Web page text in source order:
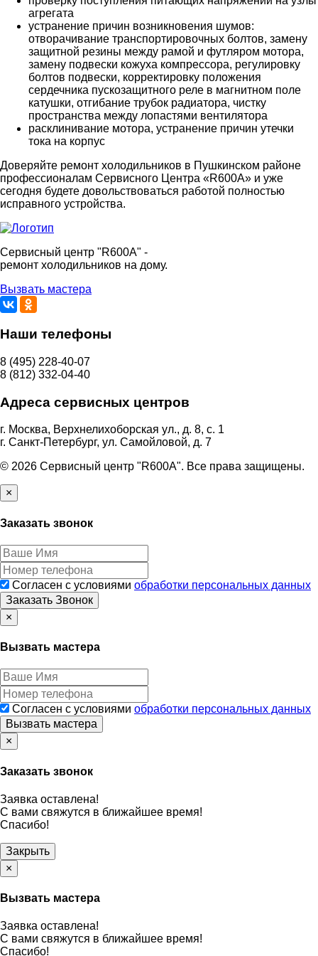
агрегата
устранение причин возникновения шумов:
отворачивание транспортировочных болтов, замену
защитной резины между рамой и футляром мотора,
замену подвески кожуха компрессора, регулировку
болтов подвески, корректировку положения
сердечника пускозащитного реле в магнитном поле
катушки, отгибание трубок радиатора, чистку
пространства между лопастями вентилятора
расклинивание мотора, устранение причин утечки
тока на корпус
Доверяйте ремонт холодильников в Пушкинском районе
профессионалам Сервисного Центра «R600A» и уже
сегодня будете довольствоваться работой полностью
исправного устройства.
Сервисный центр "R600A" -
ремонт холодильников на дому.
Вызвать мастера
Наши телефоны
8 (495) 228-40-07
8 (812) 332-04-40
Адреса сервисных центров
г. Москва, Верхнелихоборская ул., д. 8, с. 1
г. Санкт-Петербург, ул. Самойловой, д. 7
© 2026 Сервисный центр "R600A". Все права защищены.
×
Заказать звонок
Согласен с условиями обработки персональных данных
Заказать Звонок
×
Вызвать мастера
Согласен с условиями обработки персональных данных
Вызвать мастера
×
Заказать звонок
Заявка оставлена!
С вами свяжутся в ближайшее время!
Спасибо!
Закрыть
×
Вызвать мастера
Заявка оставлена!
С вами свяжутся в ближайшее время!
Спасибо!